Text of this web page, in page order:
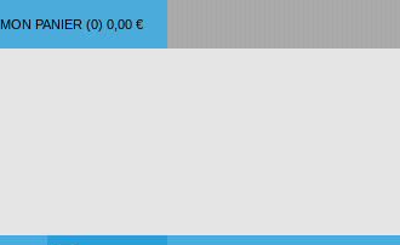
MON PANIER (0) 0,00 €